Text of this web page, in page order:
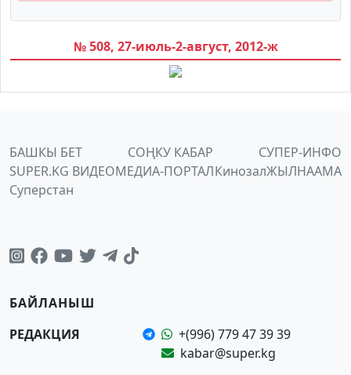
№ 508, 27-июль-2-август, 2012-ж
БАШКЫ БЕТ СОҢКУ КАБАР
СУПЕР-ИНФО
SUPER.KG ВИДЕОМЕДИА-ПОРТАЛКинозалЖЫЛНААМА
Суперстан
БАЙЛАНЫШ
РЕДАКЦИЯ
+(996) 779 47 39 39
kabar@super.kg